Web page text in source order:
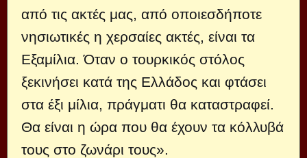
από τις ακτές μας, από οποιεσδήποτε
νησιωτικές η χερσαίες ακτές, είναι τα
Εξαμίλια. Όταν ο τουρκικός στόλος
ξεκινήσει κατά της Ελλάδος και φτάσει
στα έξι μίλια, πράγματι θα καταστραφεί.
Θα είναι η ώρα που θα έχουν τα κόλλυβά
τους στο ζωνάρι τους».